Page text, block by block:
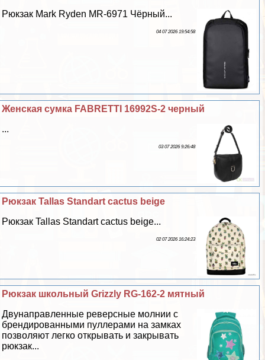
Рюкзак Mark Ryden MR-6971 Чёрный...
04 07 2026 19:54:58
Женская сумка FABRETTI 16992S-2 черный
...
03 07 2026 9:26:48
Рюкзак Tallas Standart cactus beige
Рюкзак Tallas Standart cactus beige...
02 07 2026 16:24:23
Рюкзак школьный Grizzly RG-162-2 мятный
Двунаправленные реверсные молнии с
брендированными пуллерами на замках
позволяют легко открывать и закрывать
рюкзак...